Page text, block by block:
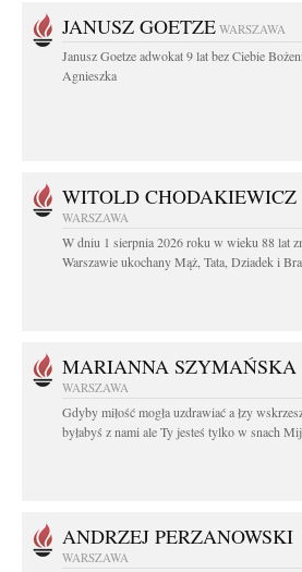
JANUSZ GOETZE WARSZAWA
Janusz Goetze adwokat 9 lat bez Ciebie
Agnieszka
WITOLD CHODAKIEWICZ
WARSZAWA
W dniu 1 sierpnia 2026 roku w wieku 88 lat
Warszawie ukochany Mąż, Tata, Dziadek i
MARIANNA SZYMAŃSKA
WARSZAWA
Gdyby miłość mogła uzdrawiać a łzy
byłabyś z nami ale Ty jesteś tylko w snach
ANDRZEJ PERZANOWSKI
WARSZAWA